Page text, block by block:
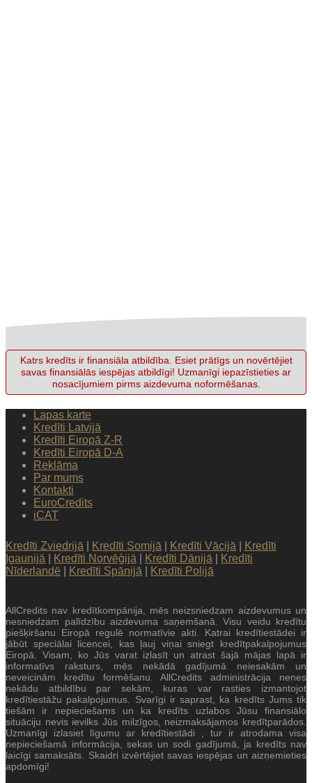
Katrs kredīts ir finansiāla atbildība. Esiet prātīgs un novērtējiet
savas finansiālās iespējas atbildīgi! Uzmanīgi iepazīstieties ar
nosacījumiem pirms aizdevuma noformēšanas.
Lapas karte
Kredīti Latvijā
Kredīti Eiropā Z-R
Kredīti Eiropā D-A
Reklāma
Par mums
Kontakti
EuroCredits
iCAT
Kredīti Zviedrijā Kredīti Somijā Kredīti Vācijā
Kredīti
Igaunijā
Kredīti Norvēģijā Kredīti Dānijā
Kredīti
Nīderlandē
Kredīti Spānijā Kredīti Polijā
AllCredits nav kredītkompānija, mēs neizsniedzam aizdevumus un
nesniedzam palīdzību aizdevuma saņemšanā. Visu veidu kredītu
piešķiršanu Eiropā regulē normatīvie akti. Katrai kredītiestādei ir
jābūt speciālai licencei, kas ļauj viņai sniegt kredītpakalpojumus
Eiropā. Visam, ko Jūs varat izlasīt un atrast šajā mājas lapā ir
informatīvs raksturs, mēs nekādā gadījumā neiesakām un
neveicinām kredītu formēšanu. AllCredits administrācija nenes
nekādu atbildību par sekām, kuras var rasties izmantojot
kredītiestāžu pakalpojumus. Svarīgi ir saprast, ka kredīts Jums tik
tiešām ir nepieciešams un ka kredīts uzlabos Jūsu finansiālo
situāciju nevis ievilks Jūs milzīgos, neizmaksājamos kredītparādos.
Uzmanīgi izlasiet līgumu ar kredītiestādi , tur ir atrodama visa
nepieciešamā informācija, sekas un sodi gadījumā, ja kredīts nav
laicīgi samaksāts. Skaidri izvērtējiet savas iespējas un aizņemieties
apdomīgi!